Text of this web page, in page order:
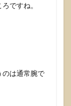
ですね。
のは通常腕で